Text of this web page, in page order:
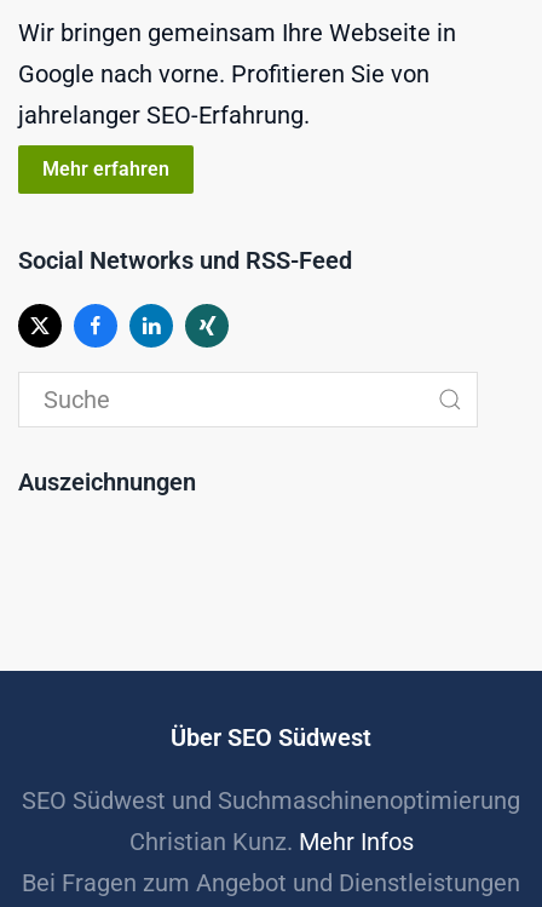
Wir bringen gemeinsam Ihre Webseite in
Google nach vorne. Profitieren Sie von
jahrelanger SEO-Erfahrung.
Mehr erfahren
Social Networks und RSS-Feed
Auszeichnungen
Über SEO Südwest
SEO Südwest und Suchmaschinenoptimierung
Christian Kunz. Mehr Infos
Bei Fragen zum Angebot und Dienstleistungen